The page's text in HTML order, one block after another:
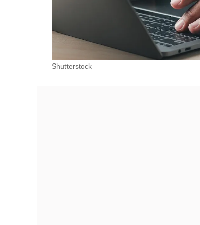
Shutterstock